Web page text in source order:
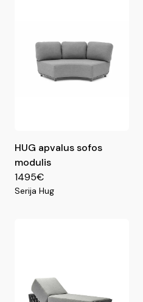
HUG apvalus sofos
modulis
1495€
Serija Hug